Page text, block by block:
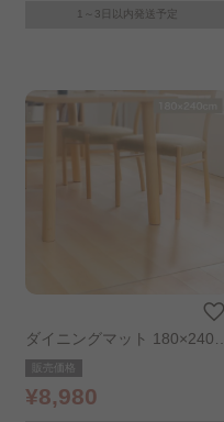
1～3日以内発送予定
ダイニングマット 180×240c
m販売価格
¥8,980